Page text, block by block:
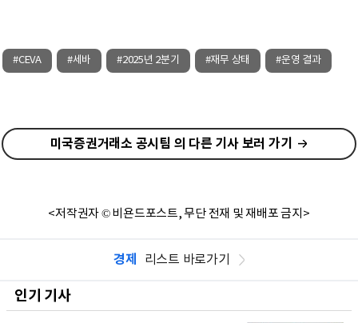
#CEVA #세바 #2025년 2분기 #재무 상태 #운영 결과
미국증권거래소 공시팀 의 다른 기사 보러 가기
<저작권자 © 비욘드포스트, 무단 전재 및 재배포 금지>
경제 리스트 바로가기
인기 기사